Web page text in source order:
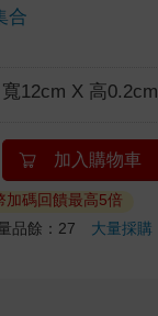
合
12cm X 高0.2cm
加入購物車
碼回饋最高5倍
品餘：27 大量採購